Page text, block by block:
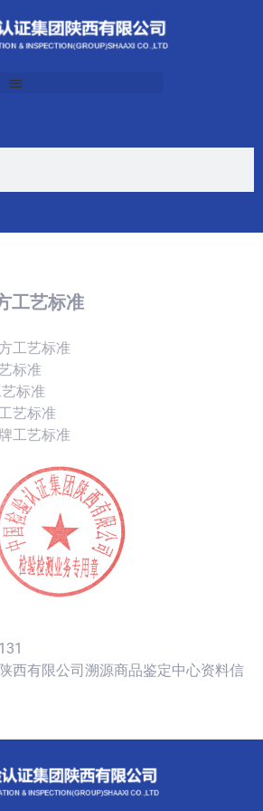
工艺标准
工艺标准
标准
标准
艺标准
工艺标准
西有限公司溯源商品鉴定中心资料信